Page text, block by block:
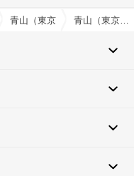
場
青山（東京都）の結婚式場